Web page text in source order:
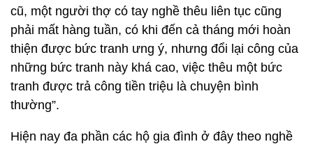
cũ, một người thợ có tay nghề thêu liên tục cũng
phải mất hàng tuần, có khi đến cả tháng mới hoàn
thiện được bức tranh ưng ý, nhưng đổi lại công của
những bức tranh này khá cao, việc thêu một bức
tranh được trả công tiền triệu là chuyện bình
thường”.
Hiện nay đa phần các hộ gia đình ở đây theo nghề